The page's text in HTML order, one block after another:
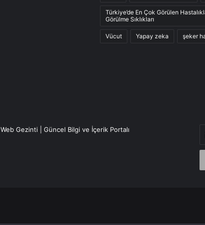
Türkiye’de En Çok Görülen
Görülme Sıklıkları
Vücut Yapay zeka şeker
Web Gezinti | Güncel Bilgi ve İçerik Portalı